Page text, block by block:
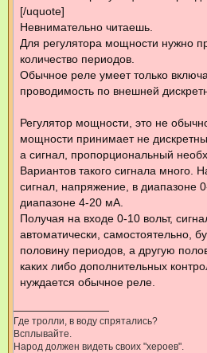
[/uquote]
Невнимательно читаешь.
Для регулятора мощности нужно
количество периодов.
Обычное реле умеет только
проводимость по внешней
Регулятор мощности, это не
мощности принимает не
а сигнал, пропорциональный
Вариантов такого сигнала много.
сигнал, напряжение, в диапазоне
диапазоне 4-20 мА.
Получая на входе 0-10 вольт,
автоматически, самостоятельно,
половину периодов, а другую
каких либо дополнительных
нуждается обычное реле.
Где тролли, в воду спрятались?
Всплывайте.
Народ должен видеть своих "хероев".